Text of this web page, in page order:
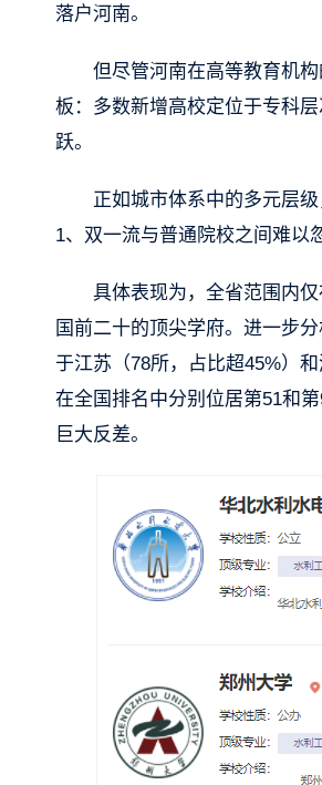
落户河南。
但尽管河南在高等教育机
板：多数新增高校定位于专科
跃。
正如城市体系中的多元层
1、双一流与普通院校之间难以
具体表现为，全省范围内
国前二十的顶尖学府。进一步
于江苏（78所，占比超45%）
在全国排名中分别位居第51和
巨大反差。